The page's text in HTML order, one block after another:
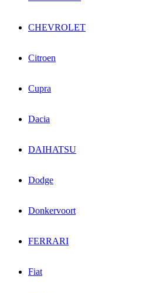
CHEVROLET
Citroen
Cupra
Dacia
DAIHATSU
Dodge
Donkervoort
FERRARI
Fiat